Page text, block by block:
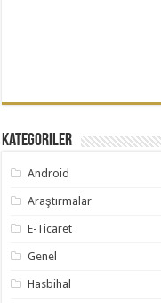
Kategoriler
Android
Araştırmalar
E-Ticaret
Genel
Hasbihal